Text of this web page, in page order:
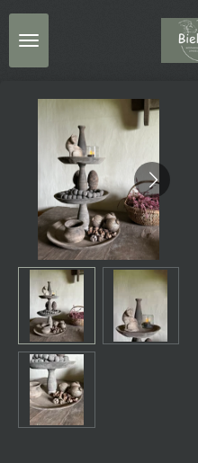
Ga
direct
naar
hoofdinhoud